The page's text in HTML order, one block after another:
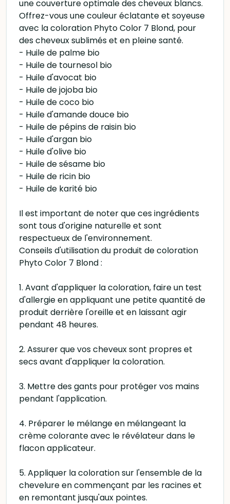
une couverture optimale des cheveux blancs.
Offrez-vous une couleur éclatante et soyeuse
avec la coloration Phyto Color 7 Blond, pour
des cheveux sublimés et en pleine santé.
- Huile de palme bio
- Huile de tournesol bio
- Huile d'avocat bio
- Huile de jojoba bio
- Huile de coco bio
- Huile d'amande douce bio
- Huile de pépins de raisin bio
- Huile d'argan bio
- Huile d'olive bio
- Huile de sésame bio
- Huile de ricin bio
- Huile de karité bio
Il est important de noter que ces ingrédients
sont tous d'origine naturelle et sont
respectueux de l'environnement.
Conseils d'utilisation du produit de coloration
Phyto Color 7 Blond :
1. Avant d'appliquer la coloration, faire un test
d'allergie en appliquant une petite quantité de
produit derrière l'oreille et en laissant agir
pendant 48 heures.
2. Assurer que vos cheveux sont propres et
secs avant d'appliquer la coloration.
3. Mettre des gants pour protéger vos mains
pendant l'application.
4. Préparer le mélange en mélangeant la
crème colorante avec le révélateur dans le
flacon applicateur.
5. Appliquer la coloration sur l'ensemble de la
chevelure en commençant par les racines et
en remontant jusqu'aux pointes.